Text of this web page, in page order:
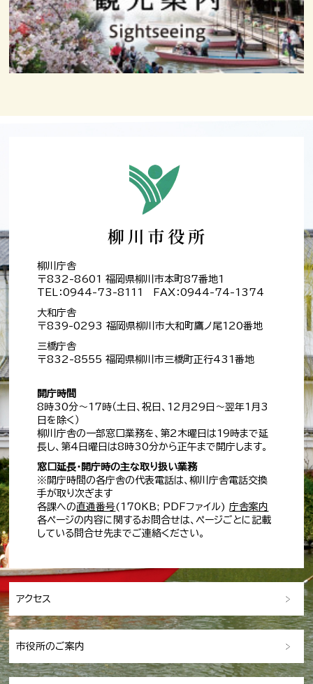
柳川庁舎
〒832-8601 福岡県柳川市本町87番地1
TEL：0944-73-8111 FAX：0944-74-1374
大和庁舎
〒839-0293 福岡県柳川市大和町鷹ノ尾120番地
三橋庁舎
〒832-8555 福岡県柳川市三橋町正行431番地
開庁時間
8時30分～17時（土日、祝日、12月29日～翌年1月3
日を除く）
柳川庁舎の一部窓口業務を、第2木曜日は19時まで延
長し、第4日曜日は8時30分から正午まで開庁します。
窓口延長・開庁時の主な取り扱い業務
※開庁時間の各庁舎の代表電話は、柳川庁舎電話交換
手が取り次ぎます
各課への直通番号(170KB; PDFファイル)庁舎案内
各ページの内容に関するお問合せは、ページごとに記載
している問合せ先までご連絡ください。
アクセス
市役所のご案内